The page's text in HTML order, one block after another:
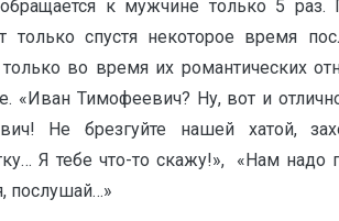
к мужчине только 5 раз.
только спустя некоторое время
только во время их романтических
«Иван Тимофеевич? Ну, вот и
Не брезгуйте нашей хатой,
Я тебе что-то скажу!», «Нам надо
послушай…»